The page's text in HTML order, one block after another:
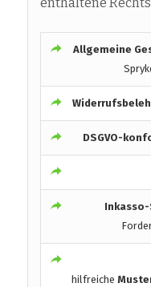
Allgemeine
DSGVO-
hilfreiche